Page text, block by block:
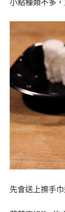
小點種類不多
先會送上擦手